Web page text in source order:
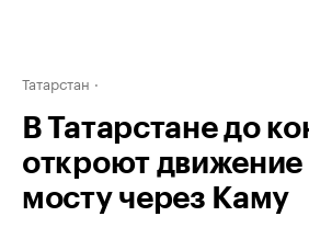
Татарстан
В Татарстане до
откроют
мосту через Каму